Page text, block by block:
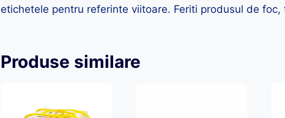
etichetele pentru referinte viitoare. Feriti produsul de
Produse similare